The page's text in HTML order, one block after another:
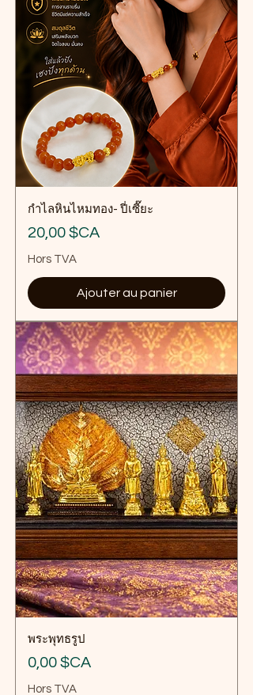
กำไลหินไหมทอง- ปี่เซี๊ยะ
Prix
20,00 $CA
Hors TVA
Ajouter au panier
พระพุทธรูป
Prix
0,00 $CA
Hors TVA